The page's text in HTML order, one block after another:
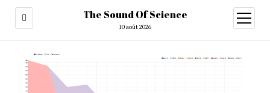
The Sound Of Science
10 août 2026
ouvrir
menu